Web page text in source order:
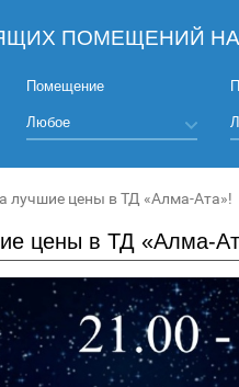
ПОМЕЩЕНИЙ
Помещение
лучшие цены в ТД «Алма-Ата»!
цены в ТД «Алма-